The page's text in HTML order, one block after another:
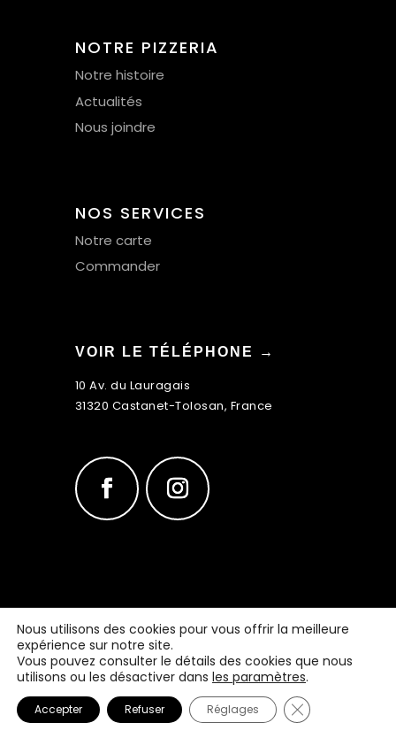
NOTRE PIZZERIA
Notre histoire
Actualités
Nous joindre
NOS SERVICES
Notre carte
Commander
VOIR LE TÉLÉPHONE →
10 Av. du Lauragais
31320 Castanet-Tolosan, France
Réalisation : MULTIMED SOLUTIONS
Mentions légales
Nous utilisons des cookies pour vous offrir la meilleure
expérience sur notre site.
Vous pouvez consulter le détails des cookies que nous
utilisons ou les désactiver dans les paramètres.
Accepter Refuser Réglages Fermer la